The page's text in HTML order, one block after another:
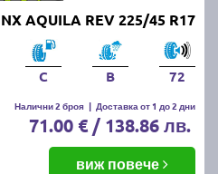
AQUILA REV 225/45 R17
C B 72
Налични 2 броя | Доставка от 1 до 2 дни
71.00 € / 138.86 лв.
виж повече